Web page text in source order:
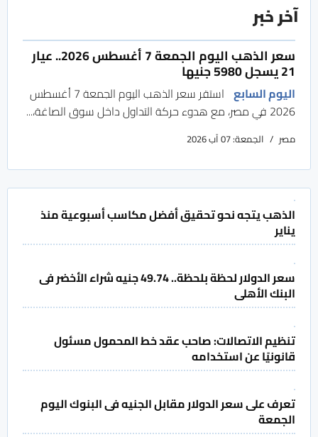
آخر خبر
سعر الذهب اليوم الجمعة 7 أغسطس 2026.. عيار
21 يسجل 5980 جنيها
اليوم السابع
استقر سعر الذهب اليوم الجمعة 7 أغسطس
2026 في مصر، مع هدوء حركة التداول داخل سوق الصاغة،...
مصر الجمعة: 07 آب 2026
الذهب يتجه نحو تحقيق أفضل مكاسب أسبوعية منذ
يناير
سعر الدولار لحظة بلحظة.. 49.74 جنيه شراء الأخضر فى
البنك الأهلى
تنظيم الاتصالات: صاحب عقد خط المحمول مسئول
قانونيًا عن استخدامه
تعرف على سعر الدولار مقابل الجنيه فى البنوك اليوم
الجمعة